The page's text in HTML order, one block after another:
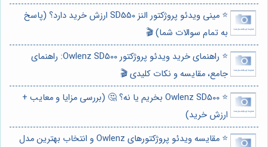
⭐️ مینی ویدئو پروژکتور النز SD550 ارزش خرید دارد؟ (پاسخ
به تمام سوالات شما) 🎬
⭐️ راهنمای خرید ویدئو پروژکتور Owlenz SD500: راهنمای
جامع، مقایسه و نکات کلیدی 🎬
⭐️ Owlenz SD500 بخریم یا نه؟ 🤔 (بررسی مزایا و معایب +
ارزش خرید)
⭐️ مقایسه ویدئو پروژکتورهای Owlenz و انتخاب بهترین مدل